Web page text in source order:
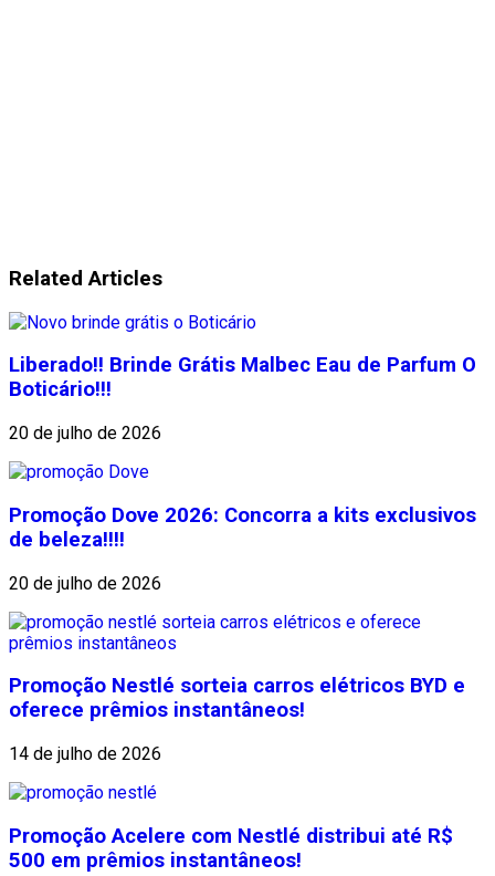
Related Articles
Liberado!! Brinde Grátis Malbec Eau de Parfum O
Boticário!!!
20 de julho de 2026
Promoção Dove 2026: Concorra a kits exclusivos
de beleza!!!!
20 de julho de 2026
Promoção Nestlé sorteia carros elétricos BYD e
oferece prêmios instantâneos!
14 de julho de 2026
Promoção Acelere com Nestlé distribui até R$
500 em prêmios instantâneos!